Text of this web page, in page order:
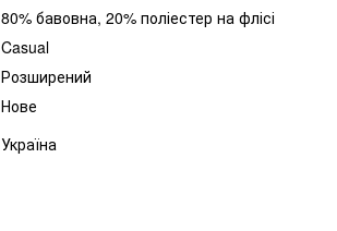
80% бавовна, 20% поліестер на флісі
Casual
Розширений
Нове
Україна